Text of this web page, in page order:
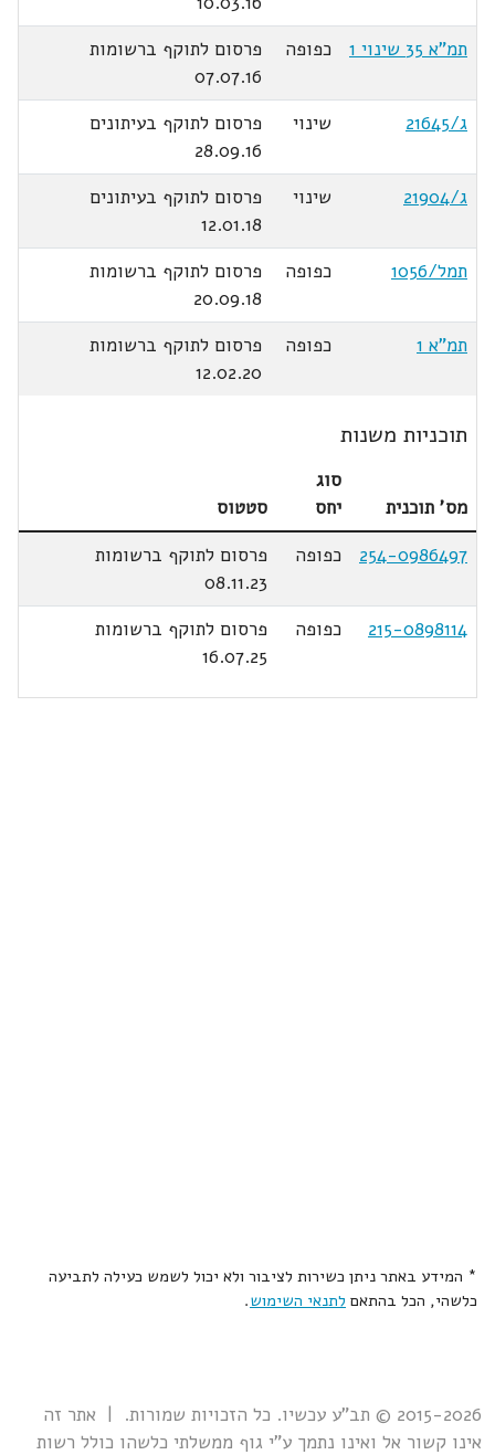
תמ"א 35 שינוי 1
כפופה
פרסום לתוקף ברשומות
07.07.16
ג/21645
שינוי
פרסום לתוקף בעיתונים
28.09.16
ג/21904
שינוי
פרסום לתוקף בעיתונים
12.01.18
תמל/1056
כפופה
פרסום לתוקף ברשומות
20.09.18
תמ"א 1
כפופה
פרסום לתוקף ברשומות
12.02.20
תוכניות משנות
מס' תוכנית
סוג
יחס
סטטוס
254-0986497
כפופה
פרסום לתוקף ברשומות
08.11.23
215-0898114
כפופה
פרסום לתוקף ברשומות
16.07.25
* המידע באתר ניתן כשירות לציבור ולא יכול לשמש כעילה לתביעה
כלשהי, הכל בהתאם לתנאי השימוש.
2015-2026 © תב"ע עכשיו. כל הזכויות שמורות. | אתר זה
אינו קשור אל ואינו נתמך ע"י גוף ממשלתי כלשהו כולל רשות